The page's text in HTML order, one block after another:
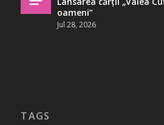
oameni”
Jul 28, 2026
TAGS